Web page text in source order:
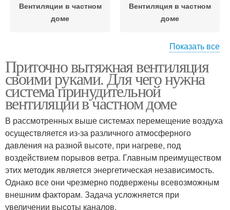
Вентиляции в частном
доме
Вентиляция в частном
доме
вентиляция
вентиляция
Вентиляции для
квартиры
Показать все
Приточно вытяжная вентиляция
своими руками. Для чего нужна
система принудительной
вентиляции в частном доме
В рассмотренных выше системах перемещение воздуха
осуществляется из-за различного атмосферного
давления на разной высоте, при нагреве, под
воздействием порывов ветра. Главным преимуществом
этих методик является энергетическая независимость.
Однако все они чрезмерно подвержены всевозможным
внешним факторам. Задача усложняется при
увеличении высоты каналов.